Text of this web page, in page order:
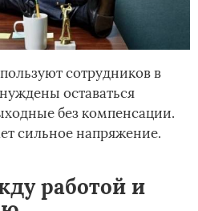
сотрудников в
оставаться
без компенсации.
сильное напряжение.
работой и